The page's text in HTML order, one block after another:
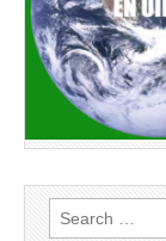
Search
for: